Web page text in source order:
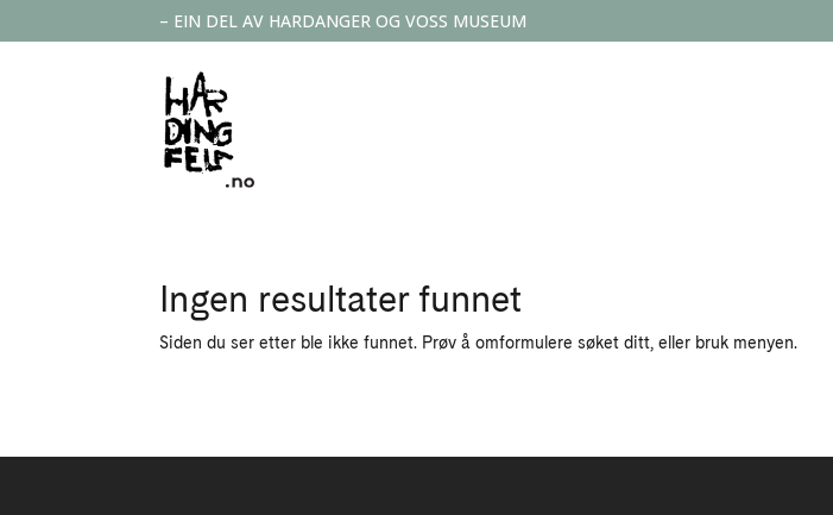
– EIN DEL AV HARDANGER OG VOSS MUSEUM
Ingen resultater funnet
Siden du ser etter ble ikke funnet. Prøv å omformulere søket ditt, eller bruk menyen.